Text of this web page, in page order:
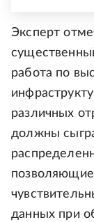
Эксперт
работа по
различных
должны
позволяющие
данных при